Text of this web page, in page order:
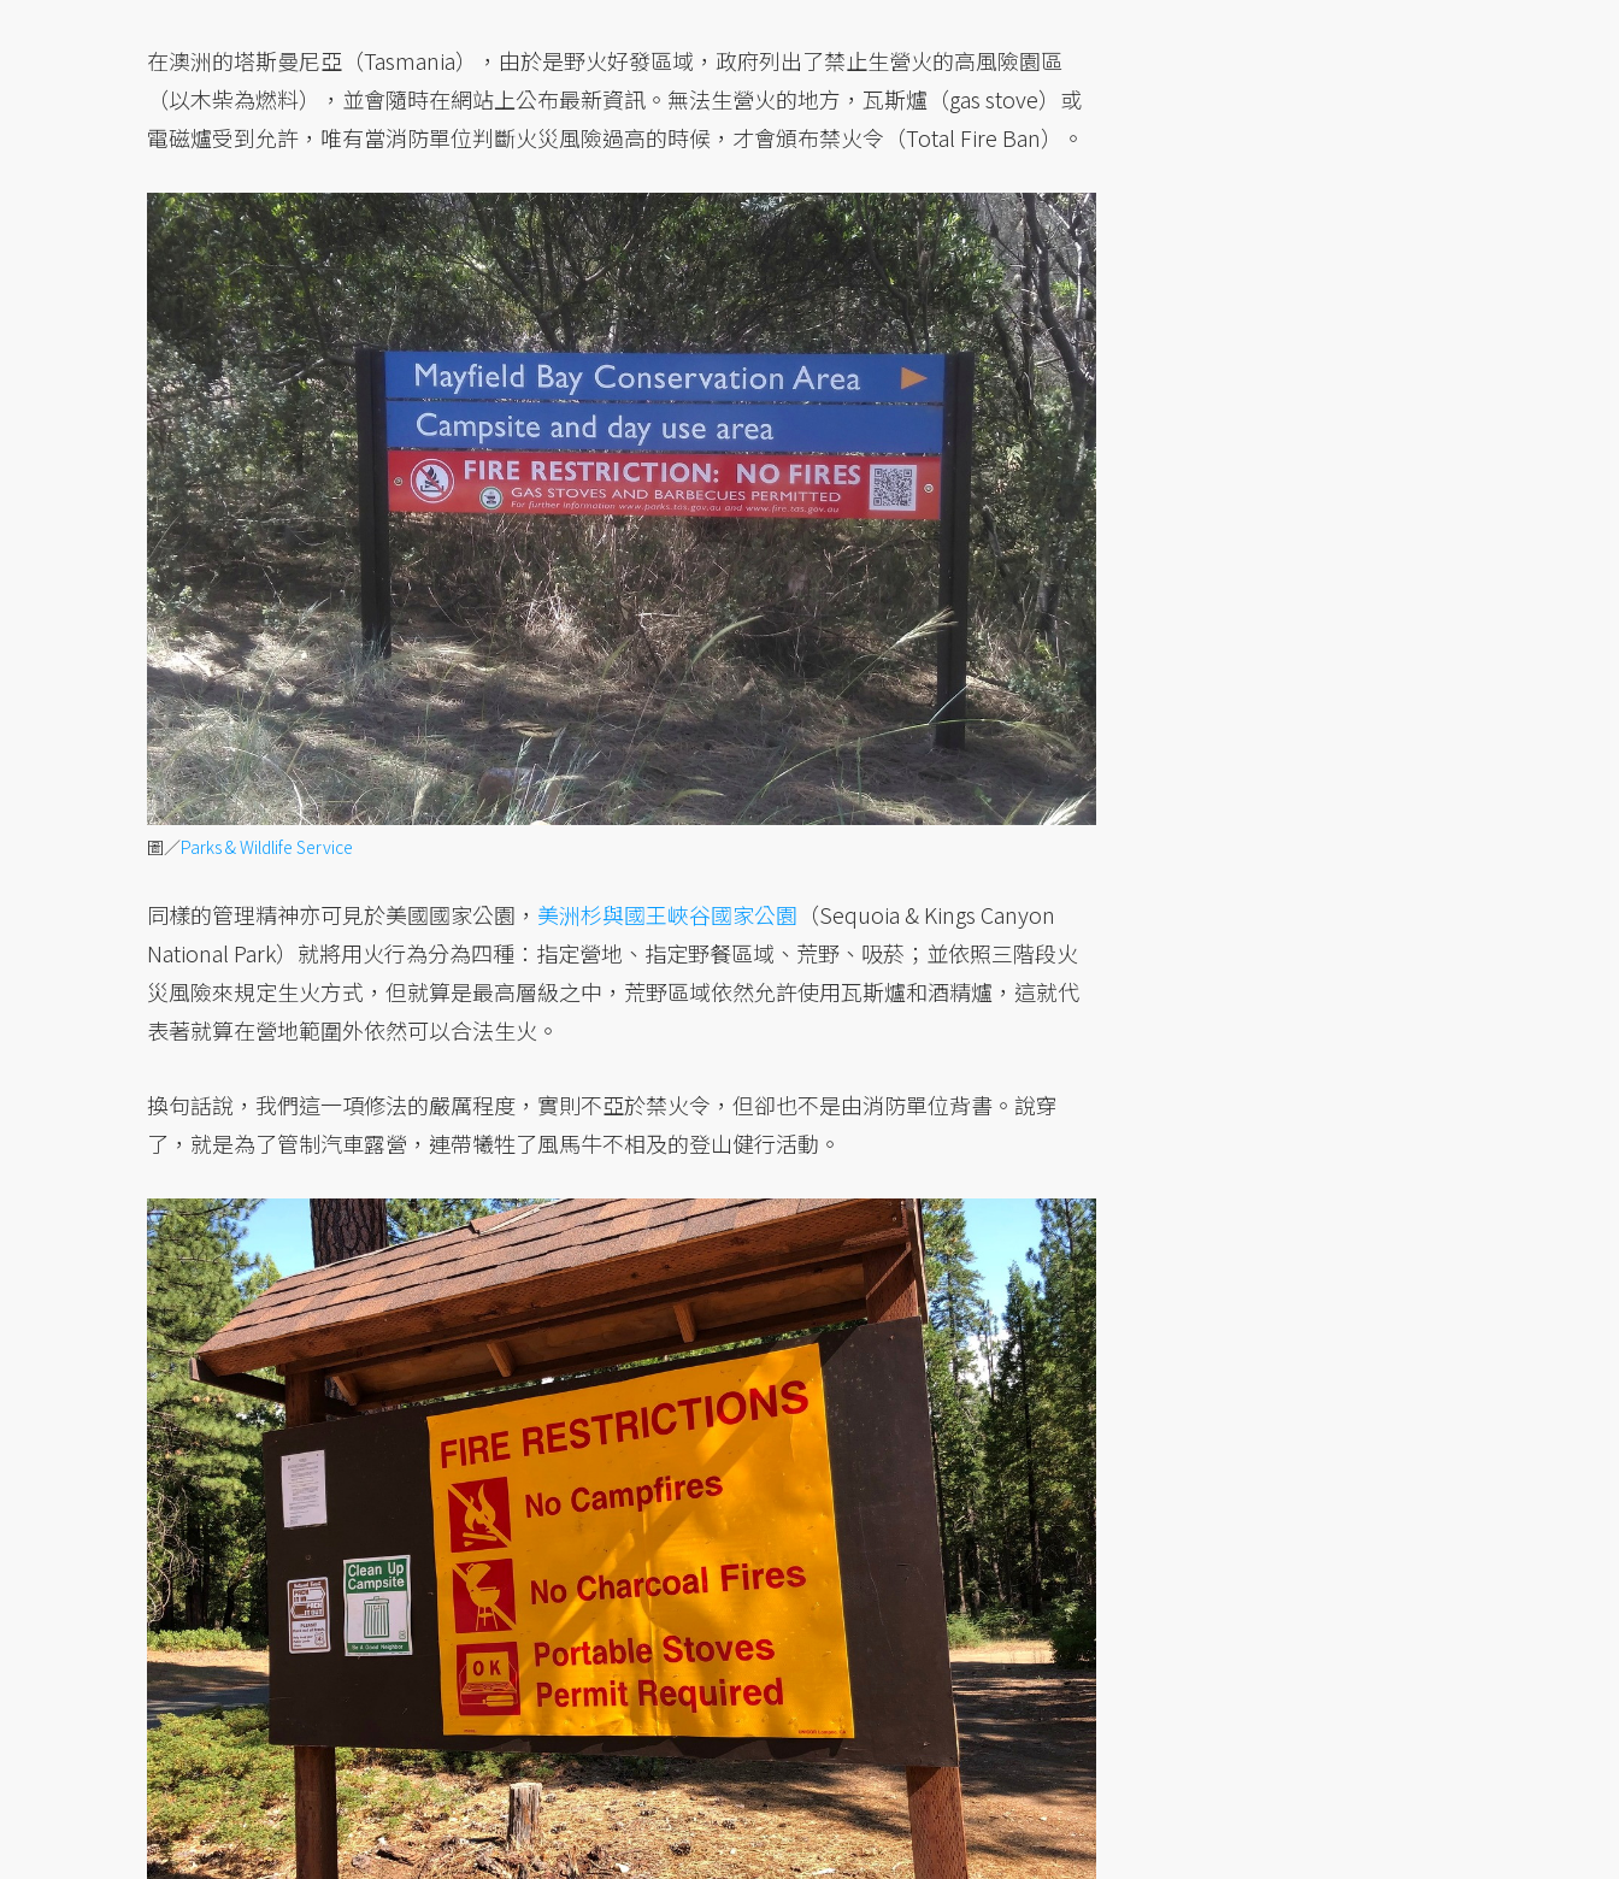
在澳洲的塔斯曼尼亞（Tasmania），由於是野火好發區域，政府列出了禁止生營火的高風險園區
（以木柴為燃料），並會隨時在網站上公布最新資訊。無法生營火的地方，瓦斯爐（gas stove）或
電磁爐受到允許，唯有當消防單位判斷火災風險過高的時候，才會頒布禁火令（Total Fire Ban）。
圖／Parks & Wildlife Service
同樣的管理精神亦可見於美國國家公園， 美洲杉與國王峽谷國家公園 （Sequoia & Kings Canyon
National Park）就將用火行為分為四種：指定營地、指定野餐區域、荒野、吸菸；並依照三階段火
災風險來規定生火方式，但就算是最高層級之中，荒野區域依然允許使用瓦斯爐和酒精爐，這就代
表著就算在營地範圍外依然可以合法生火。
換句話說，我們這一項修法的嚴厲程度，實則不亞於禁火令，但卻也不是由消防單位背書。說穿
了，就是為了管制汽車露營，連帶犧牲了風馬牛不相及的登山健行活動。